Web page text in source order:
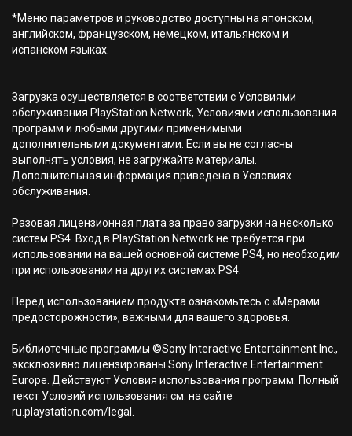
*Меню параметров и руководство доступны на японском,
английском, французском, немецком, итальянском и
испанском языках.
Загрузка осуществляется в соответствии с Условиями
обслуживания PlayStation Network, Условиями использования
программ и любыми другими применимыми
дополнительными документами. Если вы не согласны
выполнять условия, не загружайте материалы.
Дополнительная информация приведена в Условиях
обслуживания.
Разовая лицензионная плата за право загрузки на несколько
систем PS4. Вход в PlayStation Network не требуется при
использовании на вашей основной системе PS4, но необходим
при использовании на других системах PS4.
Перед использованием продукта ознакомьтесь с «Мерами
предосторожности», важными для вашего здоровья.
Библиотечные программы ©Sony Interactive Entertainment Inc.,
эксклюзивно лицензированы Sony Interactive Entertainment
Europe. Действуют Условия использования программ. Полный
текст Условий использования см. на сайте
ru.playstation.com/legal.